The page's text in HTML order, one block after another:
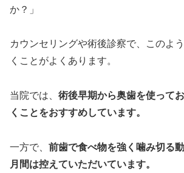
か？」
カウンセリングや術後診察で、このよ
くことがよくあります。
当院では、 術後早期から奥歯を使って
くことをおすすめしています。
一方で、 前歯で食べ物を強く噛み切る
月間は控えていただいています。